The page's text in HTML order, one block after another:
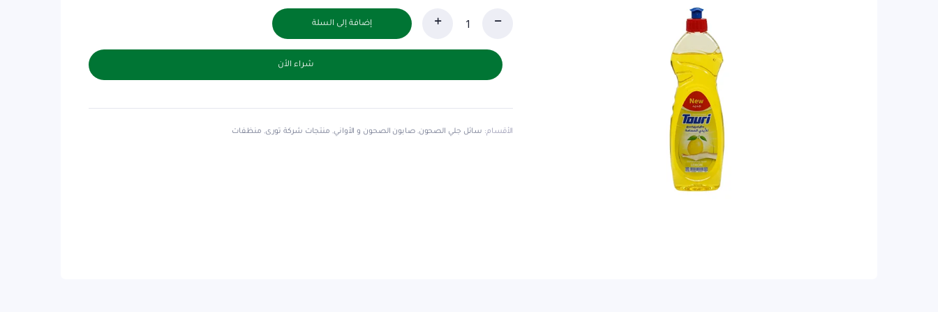
0,38 د.ك.
الصحون
توري
-
البنفسج
إضافة إلى السلة
شراء الأن
الأقسام: سائل جلي الصحون,صابون الصحون و الأواني, منتجات شركة تورى, منظفات